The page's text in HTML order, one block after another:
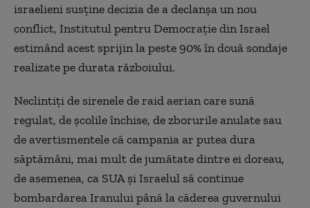
israelieni susține decizia de a declanșa un nou
conflict, Institutul pentru Democrație din Israel
estimând acest sprijin la peste 90% în două sondaje
realizate pe durata războiului.
Neclintiți de sirenele de raid aerian care sună
regulat, de școlile închise, de zborurile anulate sau
de avertismentele că campania ar putea dura
săptămâni, mai mult de jumătate dintre ei doreau,
de asemenea, ca SUA și Israelul să continue
bombardarea Iranului până la căderea guvernului